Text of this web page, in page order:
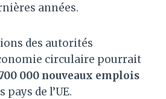
années.
des autorités
circulaire pourrait
000 nouveaux emplois
pays de l’UE.